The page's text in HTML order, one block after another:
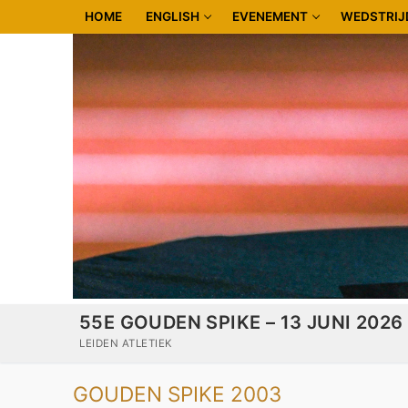
naar
HOME ENGLISH EVENEMENT
55E GOUDEN SPIKE – 13 JUNI 2026
LEIDEN ATLETIEK
GOUDEN SPIKE 2003